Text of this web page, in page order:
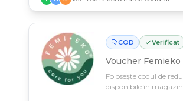
COD Verificat
Voucher
Folosește codul de
disponibile în